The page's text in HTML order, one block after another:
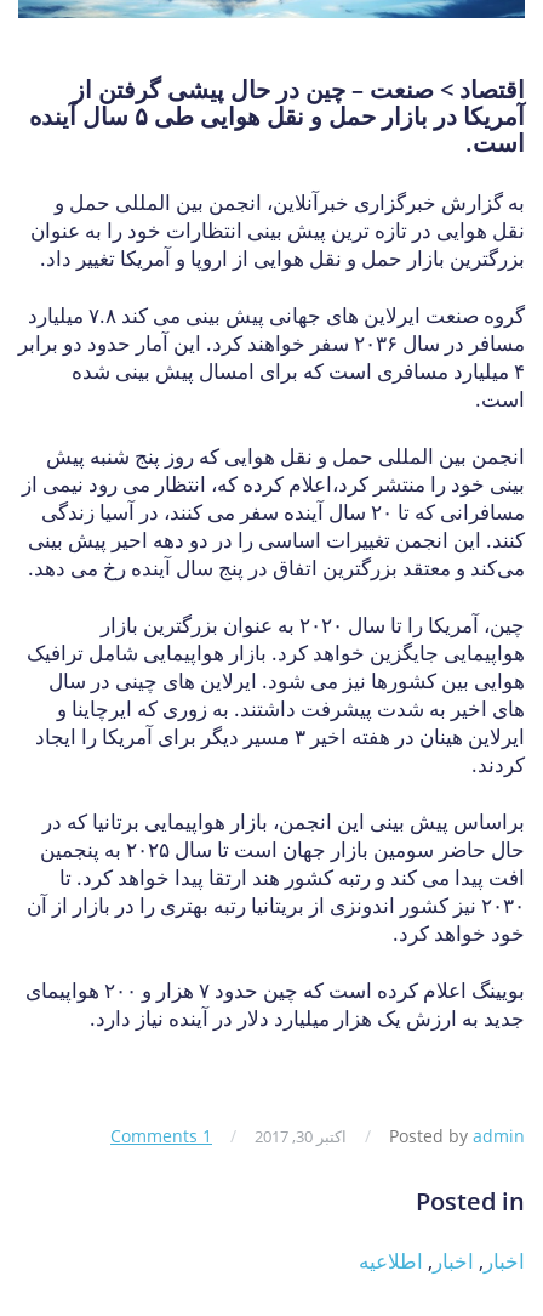
اقتصاد > صنعت – چین در حال پیشی گرفتن از
آمریکا در بازار حمل و نقل هوایی طی ۵ سال آینده
است.
به گزارش خبرگزاری خبرآنلاین، انجمن بین المللی حمل و
نقل هوایی در تازه ترین پیش بینی انتظارات خود را به عنوان
بزرگترین بازار حمل و نقل هوایی از اروپا و آمریکا تغییر داد.
گروه صنعت ایرلاین های جهانی پیش بینی می کند ۷.۸ میلیارد
مسافر در سال ۲۰۳۶ سفر خواهند کرد. این آمار حدود دو برابر
۴ میلیارد مسافری است که برای امسال پیش بینی شده
است.
انجمن بین المللی حمل و نقل هوایی که روز پنج شنبه پیش
بینی خود را منتشر کرد،اعلام کرده که، انتظار می رود نیمی از
مسافرانی که تا ۲۰ سال آینده سفر می کنند، در آسیا زندگی
کنند. این انجمن تغییرات اساسی را در دو دهه احیر پیش بینی
می‌کند و معتقد بزرگترین اتفاق در پنج سال آینده رخ می دهد.
چین، آمریکا را تا سال ۲۰۲۰ به عنوان بزرگترین بازار
هواپیمایی جایگزین خواهد کرد. بازار هواپیمایی شامل ترافیک
هوایی بین کشورها نیز می شود. ایرلاین های چینی در سال
های اخیر به شدت پیشرفت داشتند. به زوری که ایرچاینا و
ایرلاین هینان در هفته اخیر ۳ مسیر دیگر برای آمریکا را ایجاد
کردند.
براساس پیش بینی این انجمن، بازار هواپیمایی برتانیا که در
حال حاضر سومین بازار جهان است تا سال ۲۰۲۵ به پنجمین
افت پیدا می کند و رتبه کشور هند ارتقا پیدا خواهد کرد. تا
۲۰۳۰ نیز کشور اندونزی از بریتانیا رتبه بهتری را در بازار از آن
خود خواهد کرد.
بویینگ اعلام کرده است که چین حدود ۷ هزار و ۲۰۰ هواپیمای
جدید به ارزش یک هزار میلیارد دلار در آینده نیاز دارد.
Posted by admin
/ اکتبر 30, 2017 /
1 Comments
Posted in
اخبار , اخبار , اطلاعیه